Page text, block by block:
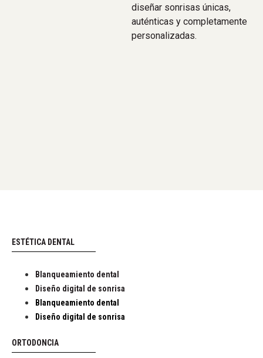
diseñar sonrisas únicas,
auténticas y completamente
personalizadas.
ESTÉTICA DENTAL
Blanqueamiento dental
Diseño digital de sonrisa
Blanqueamiento dental
Diseño digital de sonrisa
ORTODONCIA